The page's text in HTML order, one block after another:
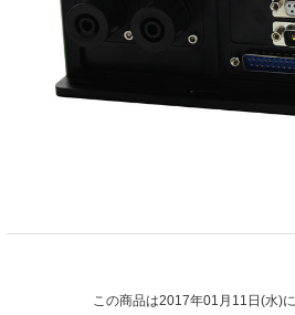
この商品は2017年01月11日(水)